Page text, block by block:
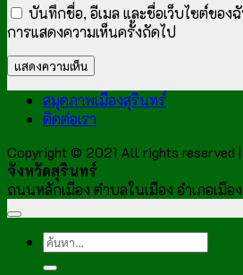
บันทึกชื่อ, อีเมล และชื่อเว็บไซต์ของ
การแสดงความเห็นครั้งถัดไป
สมุดภาพเมืองสุรินทร์
ติดต่อเรา
Copyright © 2021 All rights reserved |
จังหวัดสุรินทร์
ถนนหลักเมือง ตำบลในเมือง อำเภอเมื